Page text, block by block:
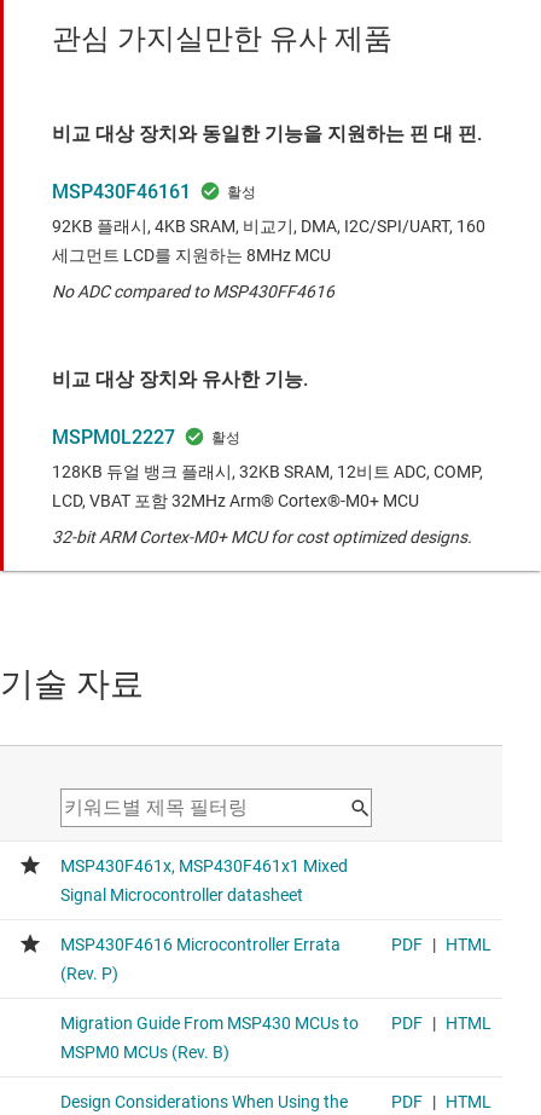
관심 가지실만한 유사 제품
비교 대상 장치와 동일한 기능을 지원하는 핀 대 핀.
MSP430F46161
92KB 플래시, 4KB SRAM, 비교기, DMA, I2C/SPI/UART, 160
세그먼트 LCD를 지원하는 8MHz MCU
No ADC compared to MSP430FF4616
비교 대상 장치와 유사한 기능.
MSPM0L2227
128KB 듀얼 뱅크 플래시, 32KB SRAM, 12비트 ADC, COMP,
LCD, VBAT 포함 32MHz Arm® Cortex®-M0+ MCU
32-bit ARM Cortex-M0+ MCU for cost optimized designs.
기술 자료